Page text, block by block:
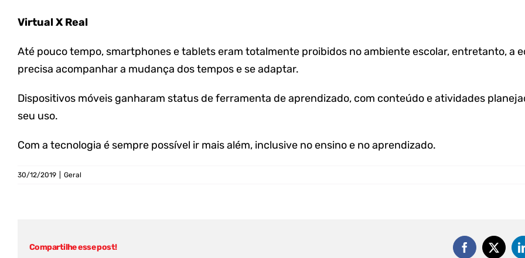
Virtual X Real
Até pouco tempo, smartphones e tablets eram totalmente proibidos no ambiente escolar, entretanto, a
precisa acompanhar a mudança dos tempos e se adaptar.
Dispositivos móveis ganharam status de ferramenta de aprendizado, com conteúdo e atividades
seu uso.
Com a tecnologia é sempre possível ir mais além, inclusive no ensino e no aprendizado.
30/12/2019 Geral
Compartilhe esse post! Facebook
X